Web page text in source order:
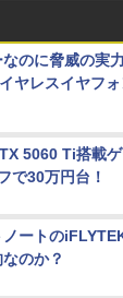
なのに脅威の実
ヤレスイヤフ
5060 Ti搭載
で30万円台！
ートの
のか？